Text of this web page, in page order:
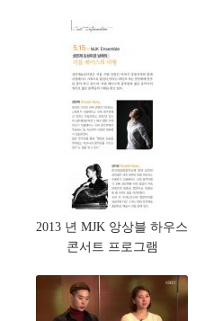
2013 년 MJK 앙상블 하우스
콘서트 프로그램